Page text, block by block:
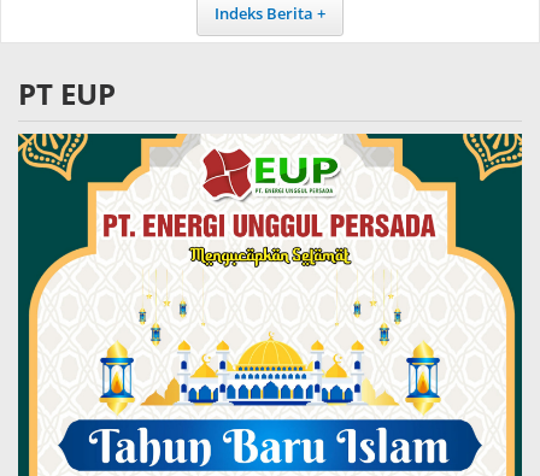
Indeks Berita
PT EUP